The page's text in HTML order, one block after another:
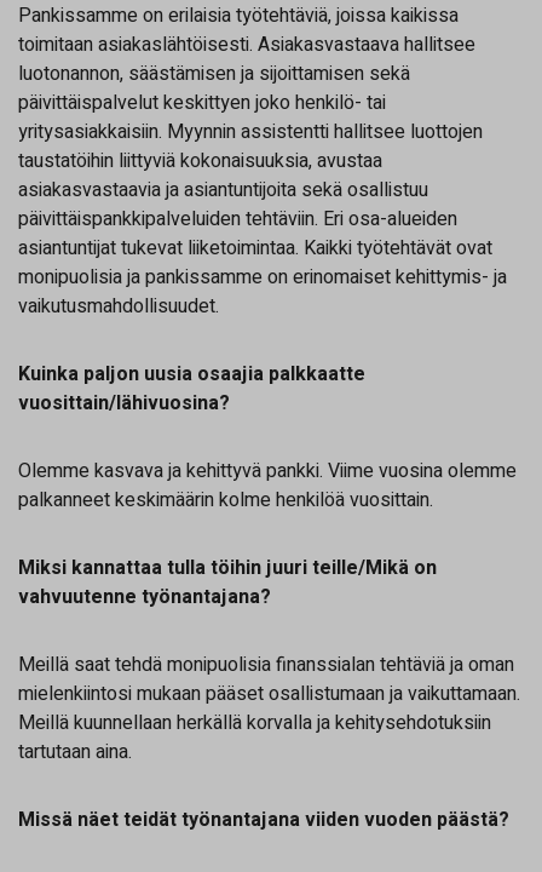
Pankissamme on erilaisia työtehtäviä, joissa kaikissa
toimitaan asiakaslähtöisesti. Asiakasvastaava hallitsee
luotonannon, säästämisen ja sijoittamisen sekä
päivittäispalvelut keskittyen joko henkilö- tai
yritysasiakkaisiin. Myynnin assistentti hallitsee luottojen
taustatöihin liittyviä kokonaisuuksia, avustaa
asiakasvastaavia ja asiantuntijoita sekä osallistuu
päivittäispankkipalveluiden tehtäviin. Eri osa-alueiden
asiantuntijat tukevat liiketoimintaa. Kaikki työtehtävät ovat
monipuolisia ja pankissamme on erinomaiset kehittymis- ja
vaikutusmahdollisuudet.
Kuinka paljon uusia osaajia palkkaatte
vuosittain/lähivuosina?
Olemme kasvava ja kehittyvä pankki. Viime vuosina olemme
palkanneet keskimäärin kolme henkilöä vuosittain.
Miksi kannattaa tulla töihin juuri teille/Mikä on
vahvuutenne työnantajana?
Meillä saat tehdä monipuolisia finanssialan tehtäviä ja oman
mielenkiintosi mukaan pääset osallistumaan ja vaikuttamaan.
Meillä kuunnellaan herkällä korvalla ja kehitysehdotuksiin
tartutaan aina.
Missä näet teidät työnantajana viiden vuoden päästä?